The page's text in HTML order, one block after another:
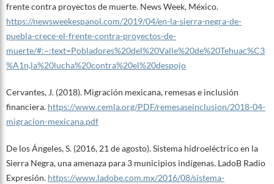
frente contra proyectos de muerte. News Week, México.
https://newsweekespanol.com/2019/04/en-la-sierra-negra-de-
puebla-crece-el-frente-contra-proyectos-de-
muerte/#:~:text=Pobladores%20del%20Valle%20de%20Tehuac%C3
%A1n,la%20lucha%20contra%20el%20despojo
Cervantes, J. (2018). Migración mexicana, remesas e inclusión
financiera. https://www.cemla.org/PDF/remesaseinclusion/2018-04-
migracion-mexicana.pdf
De los Ángeles, S. (2016, 21 de agosto). Sistema hidroeléctrico en la
Sierra Negra, una amenaza para 3 municipios indígenas. LadoB Radio
Expresión. https://www.ladobe.com.mx/2016/08/sistema-